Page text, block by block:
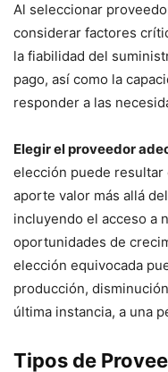
Al seleccionar
considerar factores
la fiabilidad del
pago, así como la
responder a las
Elegir el proveedor
elección puede resultar
aporte valor más allá
incluyendo el acceso a
oportunidades de
elección equivocada
producción,
última instancia, a una
Tipos de